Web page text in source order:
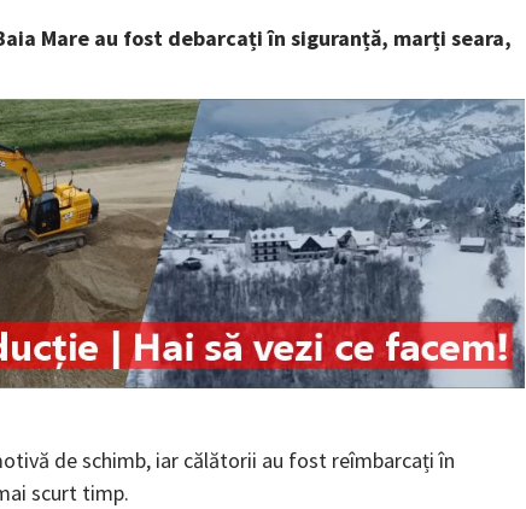
Mare au fost debarcați în siguranță, marți seara,
de schimb, iar călătorii au fost reîmbarcați în
scurt timp.